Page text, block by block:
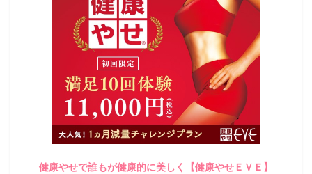
健康やせで誰もが健康的に美しく【健康やせＥＶＥ】